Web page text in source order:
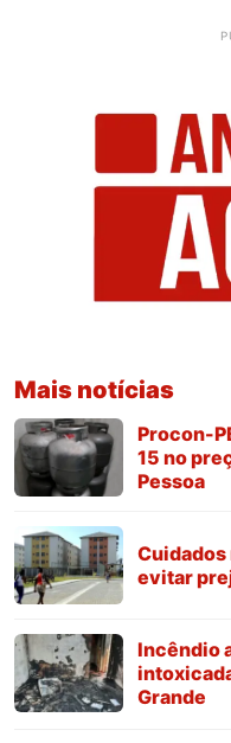
Mais notícias
Procon-
15 no
Pessoa
Cuidados
evitar
Incêndio
Grande